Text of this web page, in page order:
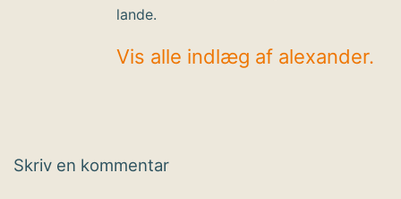
lande.
Vis alle indlæg af alexander.
Skriv en kommentar